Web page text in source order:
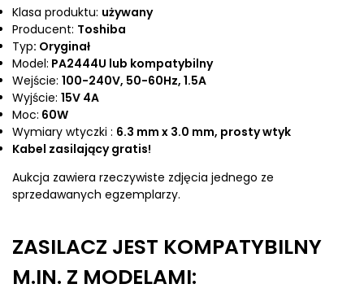
Klasa produktu: używany
Producent: Toshiba
Typ: Oryginał
Model: PA2444U lub kompatybilny
Wejście: 100-240V, 50-60Hz, 1.5A
Wyjście: 15V 4A
Moc: 60W
Wymiary wtyczki : 6.3 mm x 3.0 mm, prosty wtyk
Kabel zasilający gratis!
Aukcja zawiera rzeczywiste zdjęcia jednego ze
sprzedawanych egzemplarzy.
ZASILACZ JEST KOMPATYBILNY
M.IN. Z MODELAMI: